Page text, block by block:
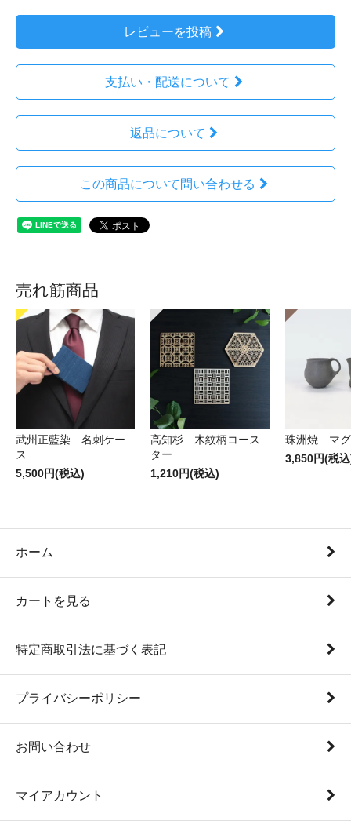
レビューを投稿
支払い・配送について
返品について
この商品について問い合わせる
売れ筋商品
武州正藍染 名刺ケー
ス
5,500円(税込)
高知杉 木紋柄コース
ター
1,210円(税込)
珠洲焼 マグ
3,850円(税
ホーム
カートを見る
特定商取引法に基づく表記
プライバシーポリシー
お問い合わせ
マイアカウント